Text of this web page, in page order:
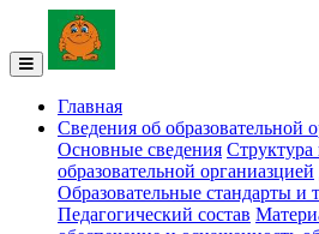
Главная
Сведения об образовательной
Основные сведения
образовательной органиазцией
Образовательные стандарты и
Педагогический состав